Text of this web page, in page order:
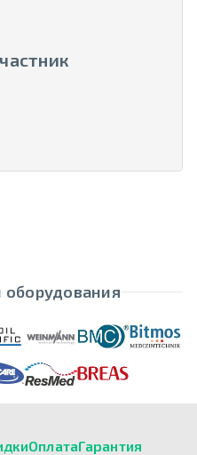
ОплатаГарантия